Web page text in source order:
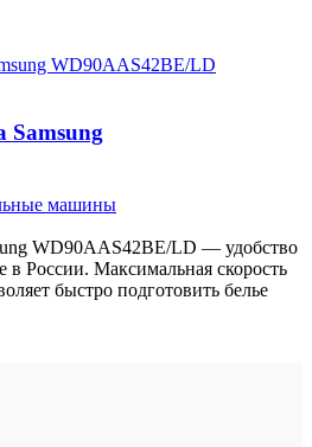
машины
WD90AAS42BE/LD — удобство
в России. Максимальная скорость
быстро подготовить белье